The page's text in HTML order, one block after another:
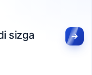
sizga